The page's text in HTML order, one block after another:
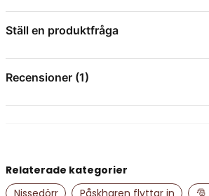
Ställ en produktfråga
Fråga oss något om denna
Recensioner (1)
Relaterade kategorier
Nissedörr
Påskharen flyttar in